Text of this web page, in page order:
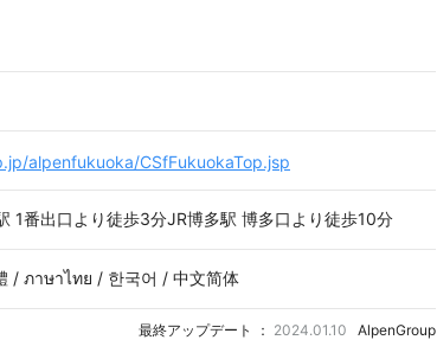
alpenfukuoka/CSfFukuokaTop.jsp
1番出口より徒歩3分JR博多駅 博多口より徒歩10分
/ ภาษาไทย / 한국어 / 中文简体
最終アップデート ： 2024.01.10 AlpenGroup